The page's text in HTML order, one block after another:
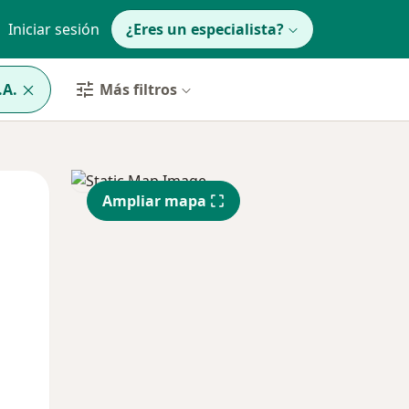
Iniciar sesión ¿Eres un especialista?
Más filtros
Jue
13 Ago
Vie
14 Ago
Ampliar mapa